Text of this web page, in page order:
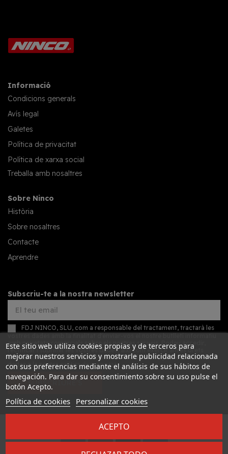
Informació
Condicions generals
Avís legal
Galetes
Política de privacitat
Política de xarxa social
Treballa amb nosaltres
Sobre Ninco
Història
Sobre nosaltres
Contacte
Aprendre
Subscriu-te a la nostra newsletter
FDJ NINCO, SLU, com a responsable del tractament, tractarà les
amb novetats comercials sobre els nostres serveis. Podeu accedir,
rectificar i suprimir les vostres dades, així com exercir altres drets
consultant la informació addicional detallada sobre protecció de
dades a la nostrapolítica de privacitat
SUBSCRIURE'S
Desarrollado por
Este sitio web utiliza cookies propias y de terceros para
mejorar nuestros servicios y mostrarle publicidad relacionada
con sus preferencias mediante el análisis de sus hábitos de
navegación. Para dar su consentimiento sobre su uso pulse el
botón Acepto.
Política de cookies Personalizar cookies
ACEPTO